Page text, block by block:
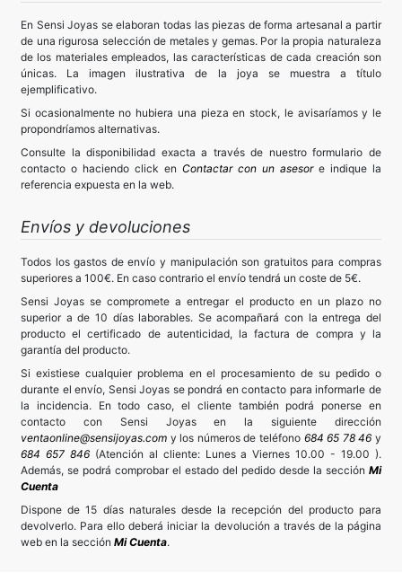
En Sensi Joyas se elaboran todas las piezas de forma artesanal a partir
de una rigurosa selección de metales y gemas. Por la propia naturaleza
de los materiales empleados, las características de cada creación son
únicas. La imagen ilustrativa de la joya se muestra a título
ejemplificativo.
Si ocasionalmente no hubiera una pieza en stock, le avisaríamos y le
propondríamos alternativas.
Consulte la disponibilidad exacta a través de nuestro formulario de
contacto o haciendo click en Contactar con un asesor e indique la
referencia expuesta en la web.
Envíos y devoluciones
Todos los gastos de envío y manipulación son gratuitos para compras
superiores a 100€. En caso contrario el envío tendrá un coste de 5€.
Sensi Joyas se compromete a entregar el producto en un plazo no
superior a de 10 días laborables. Se acompañará con la entrega del
producto el certificado de autenticidad, la factura de compra y la
garantía del producto.
Si existiese cualquier problema en el procesamiento de su pedido o
durante el envío, Sensi Joyas se pondrá en contacto para informarle de
la incidencia. En todo caso, el cliente también podrá ponerse en
contacto con Sensi Joyas en la siguiente dirección
ventaonline@sensijoyas.com y los números de teléfono 684 65 78 46 y
684 657 846(Atención al cliente: Lunes a Viernes 10.00 - 19.00 ).
Además, se podrá comprobar el estado del pedido desde la sección Mi
Cuenta
Dispone de 15 días naturales desde la recepción del producto para
devolverlo. Para ello deberá iniciar la devolución a través de la página
web en la sección Mi Cuenta.